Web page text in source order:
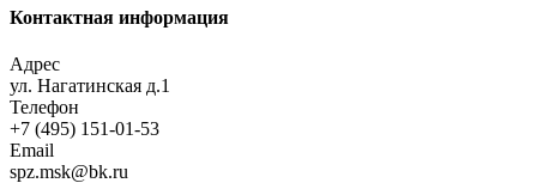
Контактная информация
Адрес
ул. Нагатинская д.1
Телефон
+7 (495) 151-01-53
Email
spz.msk@bk.ru